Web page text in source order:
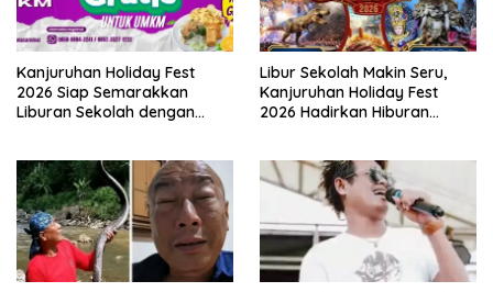
Kanjuruhan Holiday Fest
2026 Siap Semarakkan
Liburan Sekolah dengan
Libur Sekolah Makin Seru,
Kanjuruhan Holiday Fest
2026 Hadirkan Hiburan